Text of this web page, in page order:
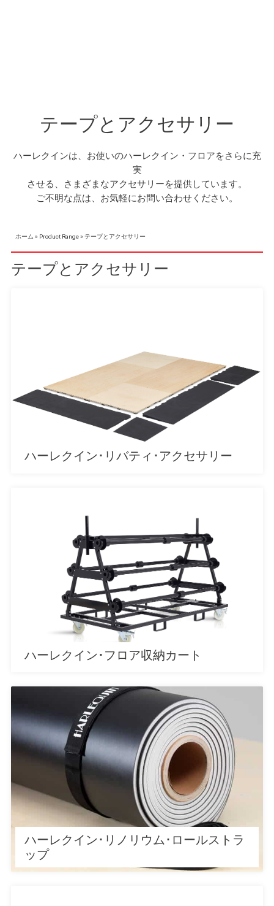
テープとアクセサリー
ハーレクインは、お使いのハーレクイン・フロアをさらに充
実
させる、さまざまなアクセサリーを提供しています。
ご不明な点は、お気軽にお問い合わせください。
ホーム » Product Range» テープとアクセサリー
テープとアクセサリー
ハーレクイン･リバティ･アクセサリー
ハーレクイン･フロア収納カート
ハーレクイン･リノリウム･ロールストラ
ップ